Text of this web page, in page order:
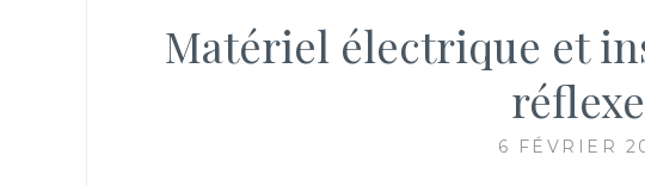
Matériel électrique et
6 FÉVRIER